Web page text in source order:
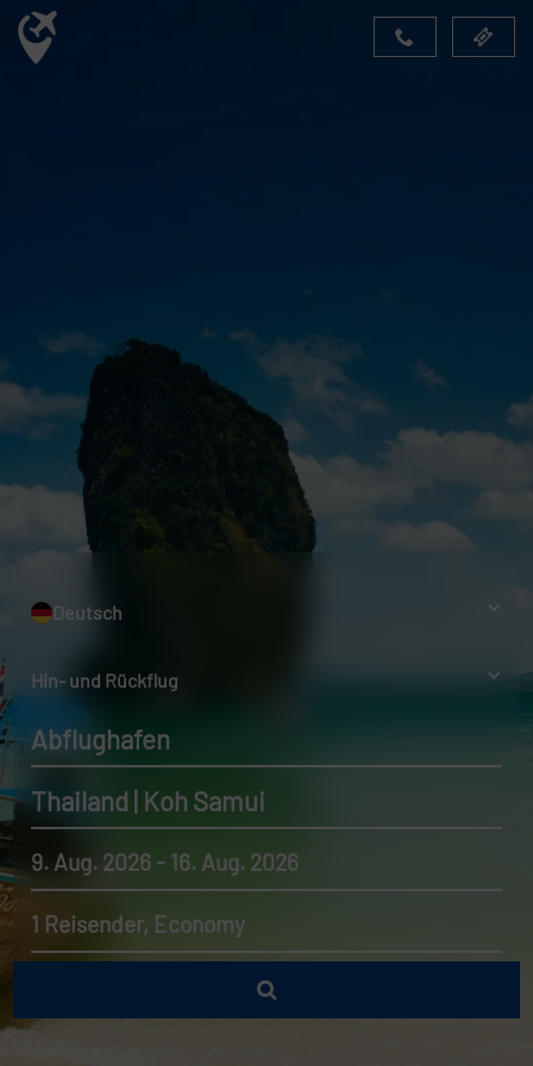
Deutsch
Hin- und Rückflug
Abflughafen
Thailand | Koh Samui
9. Aug. 2026 - 16. Aug. 2026
1 Reisender, Economy